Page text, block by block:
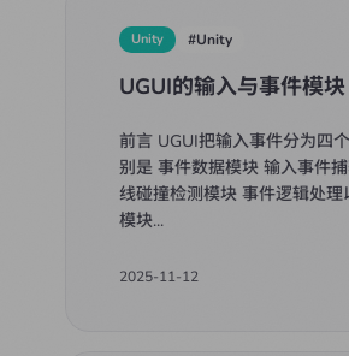
Unity #Unity
UGUI的输入与事件模块
前言 UGUI把输入事件分为四
别是 事件数据模块 输入事件
线碰撞检测模块 事件逻辑处理
模块...
2025-11-12